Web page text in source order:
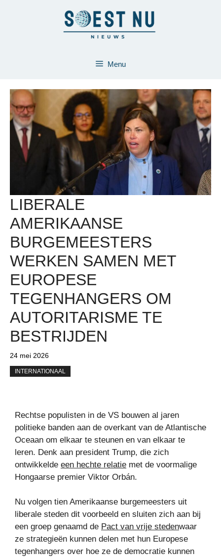
Menu
LIBERALE
AMERIKAANSE
BURGEMEESTERS
WERKEN SAMEN MET
EUROPESE
TEGENHANGERS OM
AUTORITARISME TE
BESTRIJDEN
24 mei 2026
INTERNATIONAAL
Rechtse populisten in de VS bouwen al jaren
politieke banden aan de overkant van de Atlantische
Oceaan om elkaar te steunen en van elkaar te
leren. Denk aan president Trump, die zich
ontwikkelde een hechte relatie met de voormalige
Hongaarse premier Viktor Orbán.
Nu volgen tien Amerikaanse burgemeesters uit
liberale steden dit voorbeeld en sluiten zich aan bij
een groep genaamd de Pact van vrije stedenwaar
ze strategieën kunnen delen met hun Europese
tegenhangers over hoe ze de democratie kunnen